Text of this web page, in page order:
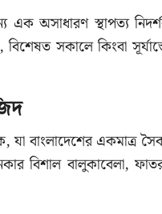
এক অসাধারণ স্থাপত্য
সকালে কিংবা
যা বাংলাদেশের একমাত্র
বিশাল বালুকাবেলা,